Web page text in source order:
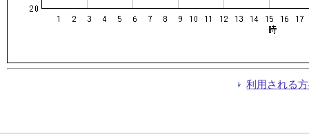
利用される